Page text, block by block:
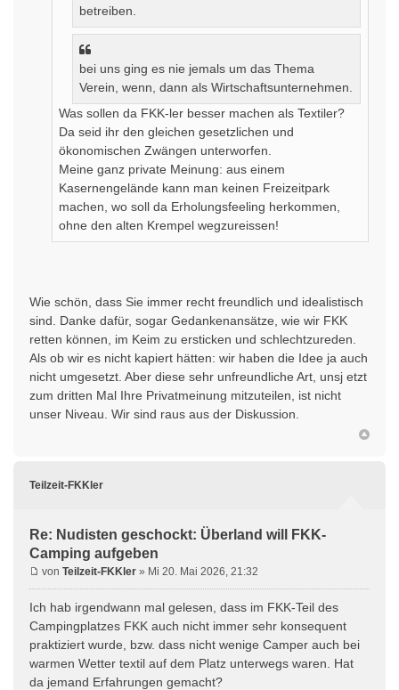
betreiben.
bei uns ging es nie jemals um das Thema
Verein, wenn, dann als Wirtschaftsunternehmen.
Was sollen da FKK-ler besser machen als Textiler?
Da seid ihr den gleichen gesetzlichen und
ökonomischen Zwängen unterworfen.
Meine ganz private Meinung: aus einem
Kasernengelände kann man keinen Freizeitpark
machen, wo soll da Erholungsfeeling herkommen,
ohne den alten Krempel wegzureissen!
Wie schön, dass Sie immer recht freundlich und idealistisch
sind. Danke dafür, sogar Gedankenansätze, wie wir FKK
retten können, im Keim zu ersticken und schlechtzureden.
Als ob wir es nicht kapiert hätten: wir haben die Idee ja auch
nicht umgesetzt. Aber diese sehr unfreundliche Art, unsj etzt
zum dritten Mal Ihre Privatmeinung mitzuteilen, ist nicht
unser Niveau. Wir sind raus aus der Diskussion.
Teilzeit-FKKler
Re: Nudisten geschockt: Überland will FKK-
Camping aufgeben
von Teilzeit-FKKler » Mi 20. Mai 2026, 21:32
Ich hab irgendwann mal gelesen, dass im FKK-Teil des
Campingplatzes FKK auch nicht immer sehr konsequent
praktiziert wurde, bzw. dass nicht wenige Camper auch bei
warmen Wetter textil auf dem Platz unterwegs waren. Hat
da jemand Erfahrungen gemacht?